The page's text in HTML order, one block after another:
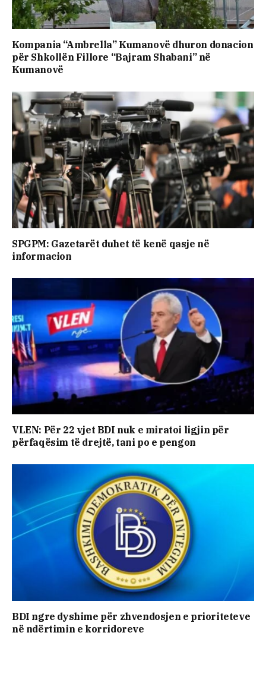
Kompania “Ambrella” Kumanovë dhuron donacion
për Shkollën Fillore “Bajram Shabani” në
Kumanovë
SPGPM: Gazetarët duhet të kenë qasje në
informacion
VLEN: Për 22 vjet BDI nuk e miratoi ligjin për
përfaqësim të drejtë, tani po e pengon
BDI ngre dyshime për zhvendosjen e prioriteteve
në ndërtimin e korridoreve